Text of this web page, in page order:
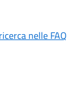
nelle FAQ